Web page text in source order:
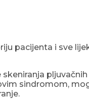
pacijenta i sve
sindromom,